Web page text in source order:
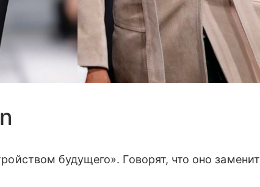
будущего». Говорят, что оно заменит